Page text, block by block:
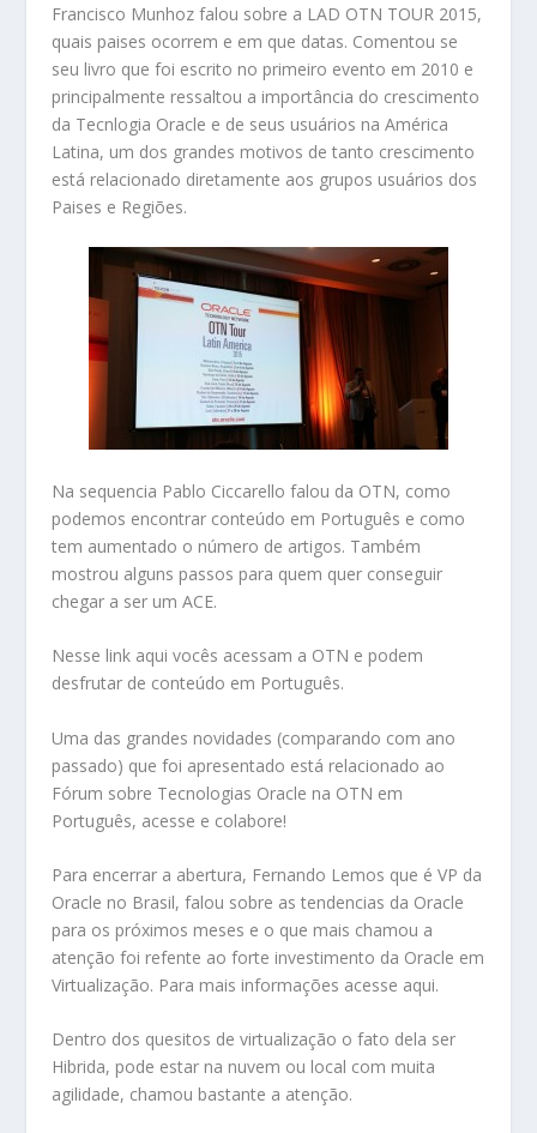
Francisco Munhoz falou sobre a LAD OTN TOUR 2015,
quais paises ocorrem e em que datas. Comentou se
seu livro que foi escrito no primeiro evento em 2010 e
principalmente ressaltou a importância do crescimento
da Tecnlogia Oracle e de seus usuários na América
Latina, um dos grandes motivos de tanto crescimento
está relacionado diretamente aos grupos usuários dos
Paises e Regiões.
Na sequencia Pablo Ciccarello falou da OTN, como
podemos encontrar conteúdo em Português e como
tem aumentado o número de artigos. Também
mostrou alguns passos para quem quer conseguir
chegar a ser um ACE.
Nesse link aqui vocês acessam a OTN e podem
desfrutar de conteúdo em Português.
Uma das grandes novidades (comparando com ano
passado) que foi apresentado está relacionado ao
Fórum sobre Tecnologias Oracle na OTN em
Português, acesse e colabore!
Para encerrar a abertura, Fernando Lemos que é VP da
Oracle no Brasil, falou sobre as tendencias da Oracle
para os próximos meses e o que mais chamou a
atenção foi refente ao forte investimento da Oracle em
Virtualização. Para mais informações acesse aqui.
Dentro dos quesitos de virtualização o fato dela ser
Hibrida, pode estar na nuvem ou local com muita
agilidade, chamou bastante a atenção.